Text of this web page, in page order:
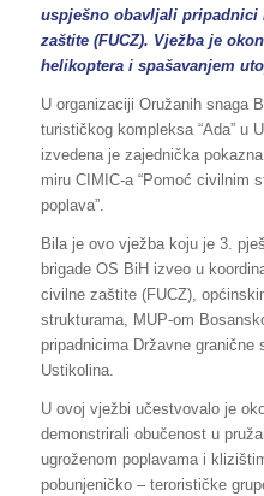
uspješno obavljali pripadnici
zaštite (FUCZ). Vježba je
helikoptera i spašavanjem
U organizaciji Oružanih snaga
turističkog kompleksa “Ada” u
izvedena je zajednička
miru CIMIC-a “Pomoć civilnim
poplava”.
Bila je ovo vježba koju je 3.
brigade OS BiH izveo u
civilne zaštite (FUCZ),
strukturama, MUP-om
pripadnicima Državne
Ustikolina.
U ovoj vježbi učestvovalo je
demonstrirali obučenost u
ugroženom poplavama i
pobunjeničko – terorističke